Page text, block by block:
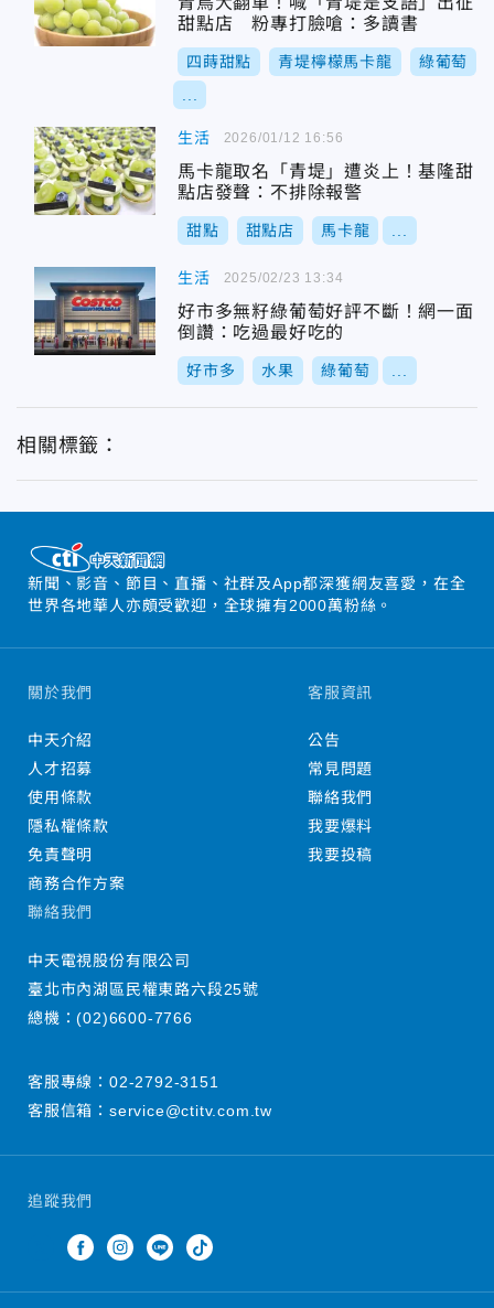
甜點店 粉專打臉嗆：多讀書
四蒔甜點 青堤檸檬馬卡龍 綠葡萄
生活
馬卡龍取名「青堤」遭炎上！基隆甜
點店發聲：不排除報警
甜點 甜點店 馬卡龍
2026/01/12 16:56
生活
好市多無籽綠葡萄好評不斷！網一面
倒讚：吃過最好吃的
好市多 水果 綠葡萄
2025/02/23 13:34
相關標籤：
新聞、影音、節目、直播、社群及App都深獲網友喜愛，在全
世界各地華人亦頗受歡迎，全球擁有2000萬粉絲。
追蹤我們
關於我們
中天介紹
人才招募
使用條款
隱私權條款
免責聲明
商務合作方案
客服資訊
公告
常見問題
聯絡我們
我要爆料
我要投稿
聯絡我們
中天電視股份有限公司
臺北市內湖區民權東路六段25號
總機：(02)6600-7766
客服專線： 02-2792-3151
客服信箱： service@ctitv.com.tw